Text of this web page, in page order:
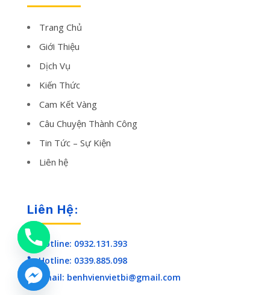
Trang Chủ
Giới Thiệu
Dịch Vụ
Kiến Thức
Cam Kết Vàng
Câu Chuyện Thành Công
Tin Tức – Sự Kiện
Liên hệ
Liên Hệ:
 Hotline: 0932.131.393
 Hotline: 0339.885.098
 Email: benhvienvietbi@gmail.com